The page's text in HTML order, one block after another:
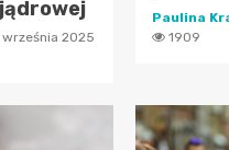
2025
Paulina
1909